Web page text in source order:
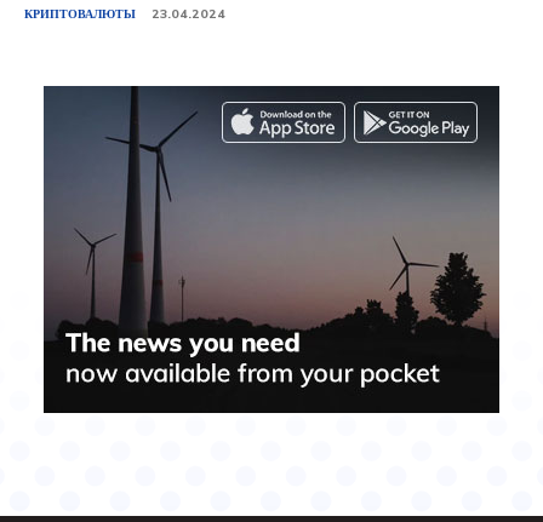
КРИПТОВАЛЮТЫ 23.04.2024